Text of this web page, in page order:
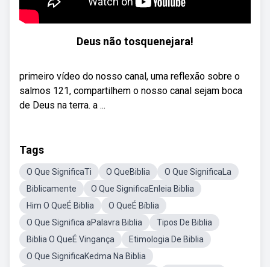
Deus não tosquenejara!
primeiro vídeo do nosso canal, uma reflexão sobre o
salmos 121, compartilhem o nosso canal sejam boca
de Deus na terra. a ...
Tags
O Que SignificaTi O QueBiblia
O Que SignificaLa
Biblicamente
O Que SignificaEnleia Biblia
Him O QueÉ Biblia
O QueÉ Bíblia
O Que Significa aPalavra Biblia
Tipos De Biblia
Biblia O QueÉ Vingança
Etimologia De Biblia
O Que SignificaKedma Na Biblia